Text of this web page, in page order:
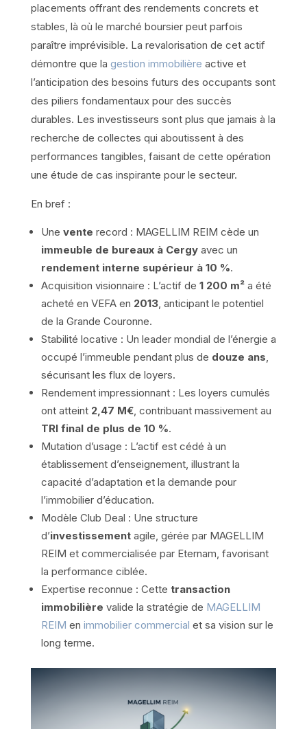
placements offrant des rendements concrets et
stables, là où le marché boursier peut parfois
paraître imprévisible. La revalorisation de cet actif
démontre que la gestion immobilière active et
l’anticipation des besoins futurs des occupants sont
des piliers fondamentaux pour des succès
durables. Les investisseurs sont plus que jamais à la
recherche de collectes qui aboutissent à des
performances tangibles, faisant de cette opération
une étude de cas inspirante pour le secteur.
En bref :
Une vente record : MAGELLIM REIM cède un
immeuble de bureaux à Cergyavec un
rendement interne supérieur à 10 %.
Acquisition visionnaire : L’actif de 1 200 m²a été
acheté en VEFA en 2013, anticipant le potentiel
de la Grande Couronne.
Stabilité locative : Un leader mondial de l’énergie a
occupé l’immeuble pendant plus de douze ans
sécurisant les flux de loyers.
Rendement impressionnant : Les loyers cumulés
ont atteint 2,47 M€, contribuant massivement au
TRI final de plus de 10 %.
Mutation d’usage : L’actif est cédé à un
établissement d’enseignement, illustrant la
capacité d’adaptation et la demande pour
l’immobilier d’éducation.
Modèle Club Deal : Une structure
d’investissementagile, gérée par MAGELLIM
REIM et commercialisée par Eternam, favorisant
la performance ciblée.
Expertise reconnue : Cette transaction
immobilière valide la stratégie de MAGELLIM
REIM en immobilier commercial et sa vision sur le
long terme.